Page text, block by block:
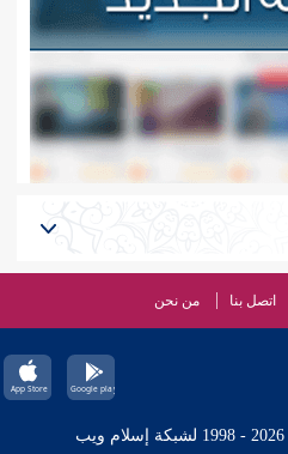
اتصل بنا من نحن